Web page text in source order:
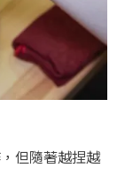
但隨著越捏越